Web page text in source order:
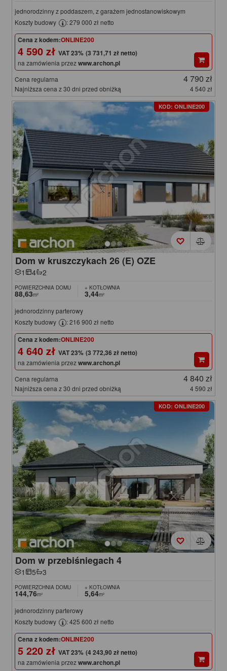
jednorodzinny z poddaszem, z garażem jednostanowiskowym
Koszty budowy
: 279 000 zł netto
Cena z kodem:ONLINE200
4 590 zł (3 731,71 zł netto)
na zamówienia przezwww.archon.pl
Cena regularna 4 790 zł
Najniższa cena z 30 dni przed obniżką 4 540 zł
KOD: ONLINE200
Dom w kruszczykach 26 (E) OZE
1 4 2
POWIERZCHNIA DOMU
88,63m²
+ KOTŁOWNIA
3,44m²
jednorodzinny parterowy
Koszty budowy
: 216 900 zł netto
Cena z kodem:ONLINE200
4 640 zł (3 772,36 zł netto)
na zamówienia przezwww.archon.pl
Cena regularna 4 840 zł
Najniższa cena z 30 dni przed obniżką 4 590 zł
KOD: ONLINE200
Dom w przebiśniegach 4
1 5 3
POWIERZCHNIA DOMU
144,76m²
+ KOTŁOWNIA
5,64m²
jednorodzinny parterowy
Koszty budowy
: 425 600 zł netto
Cena z kodem:ONLINE200
5 220 zł (4 243,90 zł netto)
na zamówienia przezwww.archon.pl